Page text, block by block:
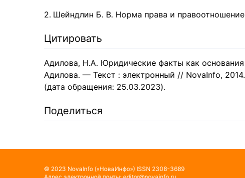
Шейндлин Б. В. Норма права и
Цитировать
Адилова, Н.А. Юридические факты как
Адилова. — Текст : электронный // NovaInfo,
(дата обращения: 25.03.2023).
Поделиться
© 2023 NovaInfo («НоваИнфо») ISSN 2308-3689